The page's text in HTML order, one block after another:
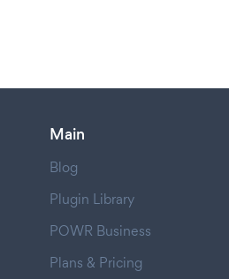
Main
Blog
Plugin Library
POWR Business
Plans & Pricing